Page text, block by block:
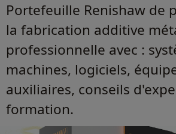
Portefeuille Renishaw de
la fabrication additive
professionnelle avec :
machines, logiciels,
auxiliaires, conseils
formation.